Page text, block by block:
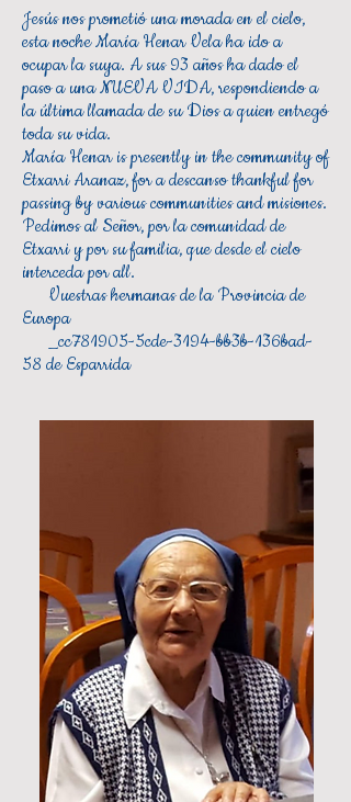
Jesús nos prometió una morada en el cielo,
esta noche María Henar Vela ha ido a
ocupar la suya. A sus 93 años ha dado el
paso a una NUEVA VIDA, respondiendo a
la última llamada de su Dios a quien entregó
toda su vida.
María Henar is presently in the community of
Etxarri Aranaz, for a descanso thankful for
passing by various communities and misiones.
Pedimos al Señor, por la comunidad de
Etxarri y por su familia, que desde el cielo
interceda por all.
Vuestras hermanas de la Provincia de
Europa
_cc781905-5cde-3194-bb3b-136bad-
58 de Esparrida